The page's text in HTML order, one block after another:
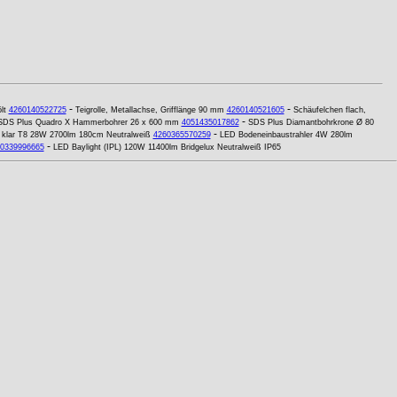
4260140522725- Teigrolle, Metallachse, Grifflänge 90 mm 4260140521605- Schäufelchen flach,
Plus Quadro X Hammerbohrer 26 x 600 mm 4051435017862- SDS Plus Diamantbohrkrone Ø 80
T8 28W 2700lm 180cm Neutralweiß 4260365570259- LED Bodeneinbaustrahler 4W 280lm
- LED Baylight (IPL) 120W 11400lm Bridgelux Neutralweiß IP65